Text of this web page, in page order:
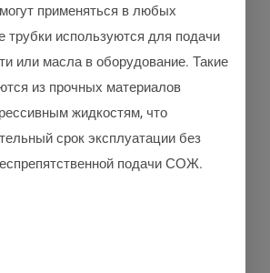
применяться в любых
трубки используются для подачи
или масла в оборудование. Такие
из прочных материалов
жидкостям, что
срок эксплуатации без
подачи СОЖ.